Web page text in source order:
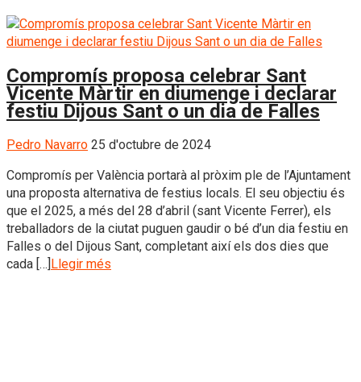
Compromís proposa celebrar Sant
Vicente Màrtir en diumenge i declarar
festiu Dijous Sant o un dia de Falles
Pedro Navarro 25 d'octubre de 2024
Compromís per València portarà al pròxim ple de l’Ajuntament
una proposta alternativa de festius locals. El seu objectiu és
que el 2025, a més del 28 d’abril (sant Vicente Ferrer), els
treballadors de la ciutat puguen gaudir o bé d’un dia festiu en
Falles o del Dijous Sant, completant així els dos dies que
cada […]Llegir més